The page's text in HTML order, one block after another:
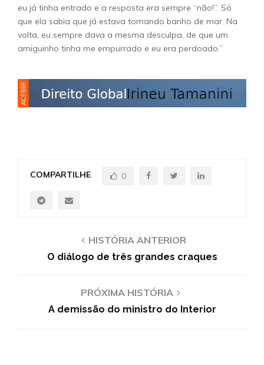
eu já tinha entrado e a resposta era sempre “não!”. Só
que ela sabia que já estava tomando banho de mar. Na
volta, eu sempre dava a mesma desculpa, de que um
amiguinho tinha me empurrado e eu era perdoado.”
COMPARTILHE 0
HISTÓRIA ANTERIOR
O diálogo de três grandes craques
PRÓXIMA HISTÓRIA
A demissão do ministro do Interior